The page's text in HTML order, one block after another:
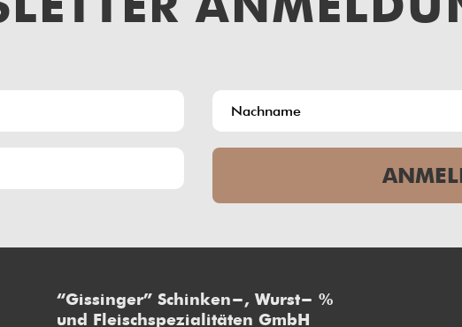
“Gissinger” Schinken-, Wurst-
und Fleischspezialitäten GmbH